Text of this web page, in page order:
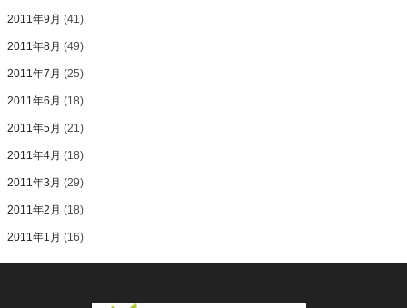
2011年9月 (41)
2011年8月 (49)
2011年7月 (25)
2011年6月 (18)
2011年5月 (21)
2011年4月 (18)
2011年3月 (29)
2011年2月 (18)
2011年1月 (16)